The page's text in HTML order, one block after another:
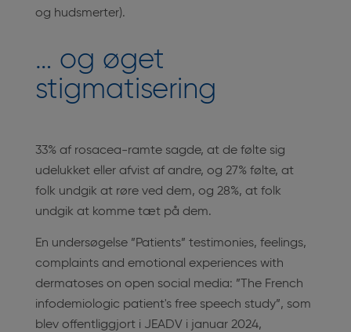
og hudsmerter).
… og øget
stigmatisering
33% af rosacea-ramte sagde, at de følte sig
udelukket eller afvist af andre, og 27% følte, at
folk undgik at røre ved dem, og 28%, at folk
undgik at komme tæt på dem.
En undersøgelse ”Patients” testimonies, feelings,
complaints and emotional experiences with
dermatoses on open social media: ”The French
infodemiologic patient's free speech study”, som
blev offentliggjort i JEADV i januar 2024,